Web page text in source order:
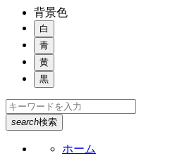
背景色
白
青
黄
黒
search検索
ホーム